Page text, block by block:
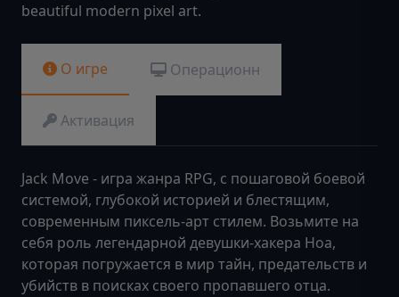
beautiful modern pixel art.
О игре Операционн
Активация
Jack Move - игра жанра RPG, с пошаговой боевой
системой, глубокой историей и блестящим,
современным пиксель-арт стилем. Возьмите на
себя роль легендарной девушки-хакера Ноа,
которая погружается в мир тайн, предательств и
убийств в поисках своего пропавшего отца.